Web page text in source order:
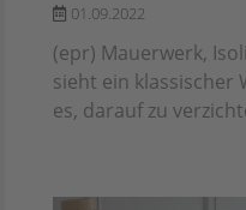
01.09.2022
(epr) Mauerwerk,
sieht ein klassischer
es, darauf zu